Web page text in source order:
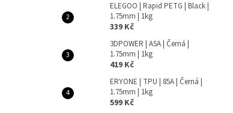
ELEGOO | Rapid PETG | Black |
1.75mm | 1kg
339 Kč
3DPOWER | ASA | Černá |
1.75mm | 1kg
419 Kč
ERYONE | TPU | 85A | Černá |
1.75mm | 1kg
599 Kč